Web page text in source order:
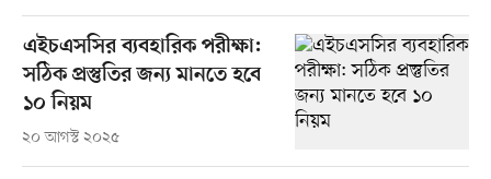
এইচএসসির ব্যবহারিক পরীক্ষা:
সঠিক প্রস্তুতির জন্য মানতে হবে
১০ নিয়ম
২০ আগস্ট ২০২৫